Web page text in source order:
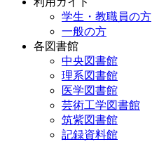
学生・教職員の方
一般の方
各図書館
中央図書館
理系図書館
医学図書館
芸術工学図書館
筑紫図書館
記録資料館